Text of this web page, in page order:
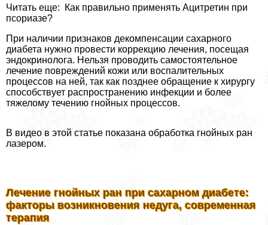
Читать еще: Как правильно применять Ацитретин при
псориазе?
При наличии признаков декомпенсации сахарного
диабета нужно провести коррекцию лечения, посещая
эндокринолога. Нельзя проводить самостоятельное
лечение повреждений кожи или воспалительных
процессов на ней, так как позднее обращение к хирургу
способствует распространению инфекции и более
тяжелому течению гнойных процессов.
В видео в этой статье показана обработка гнойных ран
лазером.
Лечение гнойных ран при сахарном диабете:
факторы возникновения недуга, современная
терапия